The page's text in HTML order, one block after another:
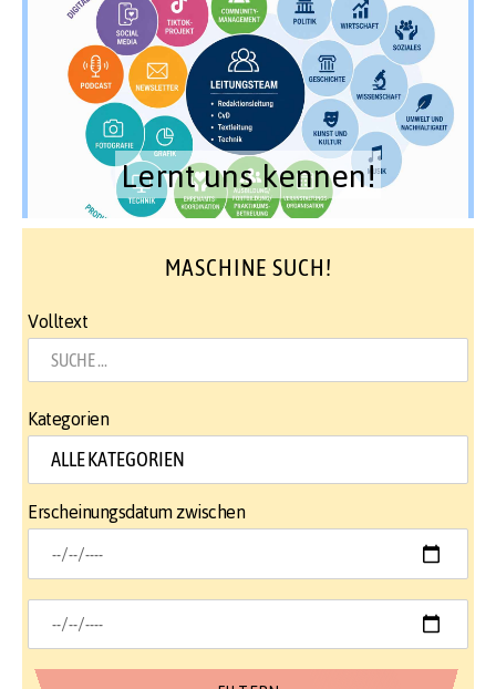
Lernt uns kennen!
MASCHINE SUCH!
Volltext
Kategorien
Erscheinungsdatum zwischen